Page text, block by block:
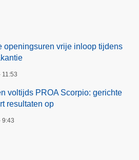
openingsuren vrije inloop tijdens
11:53
voltijds PROA Scorpio: gerichte
resultaten op
9:43